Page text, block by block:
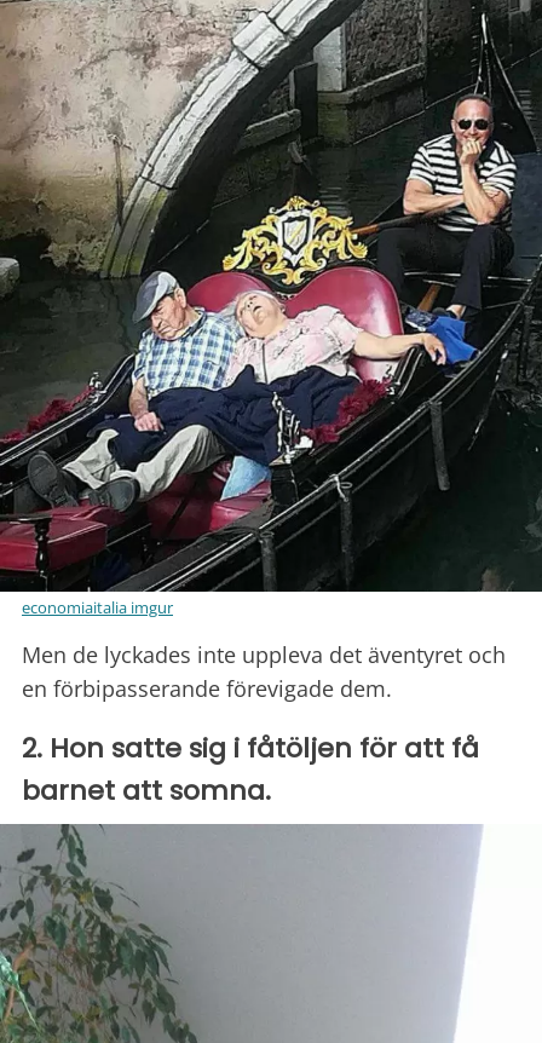
economiaitalia imgur
Men de lyckades inte uppleva det äventyret och
en förbipasserande förevigade dem.
2. Hon satte sig i fåtöljen för att få
barnet att somna.